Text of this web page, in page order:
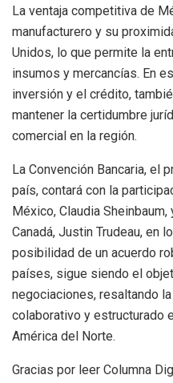
La ventaja competitiva de
manufacturero y su
Unidos, lo que permite la
insumos y mercancías. En
inversión y el crédito,
mantener la certidumbre
comercial en la región.
La Convención Bancaria, el
país, contará con la
México, Claudia
Canadá, Justin Trudeau, en
posibilidad de un acuerdo
países, sigue siendo el
negociaciones, resaltando
colaborativo y estructurado
América del Norte.
Gracias por leer Columna